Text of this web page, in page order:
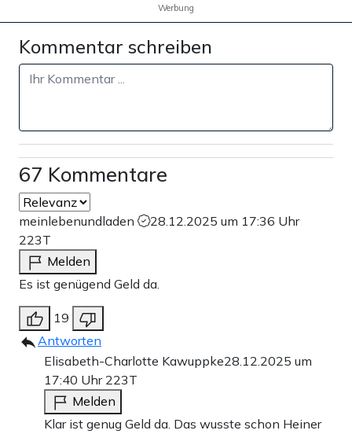
Werbung
Kommentar schreiben
67 Kommentare
meinlebenundladen
28.12.2025 um 17:36 Uhr
223T
Melden
Es ist genügend Geld da.
19
Antworten
Elisabeth-Charlotte Kawuppke28.12.2025 um
17:40 Uhr 223T
Melden
Klar ist genug Geld da. Das wusste schon Heiner